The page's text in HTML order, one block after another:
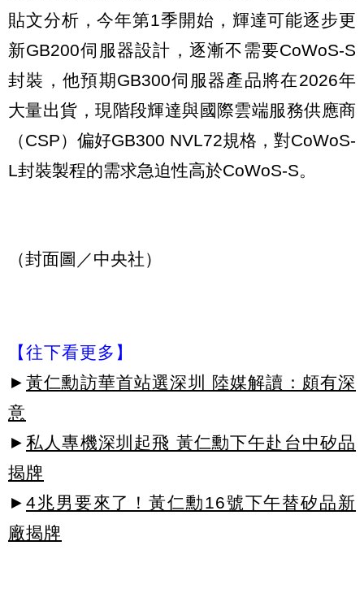
貼文分析，今年第1季開始，輝達可能逐步更
新GB200伺服器設計，逐漸不需要CoWoS-S
封裝，他預期GB300伺服器產品將在2026年
大量出貨，現階段輝達與國際雲端服務供應商
（CSP）偏好GB300 NVL72規格，對CoWoS-
L封裝製程的需求急迫性高於CoWoS-S。
（封面圖／中央社）
【往下看更多】
► 黃仁勳訪華首站選深圳 陸媒解讀：頗有深
意
► 私人專機深圳起飛 黃仁勳下午赴台中矽品
揭牌
► 4兆男要來了！黃仁勳16號下午替矽品新
廠揭牌